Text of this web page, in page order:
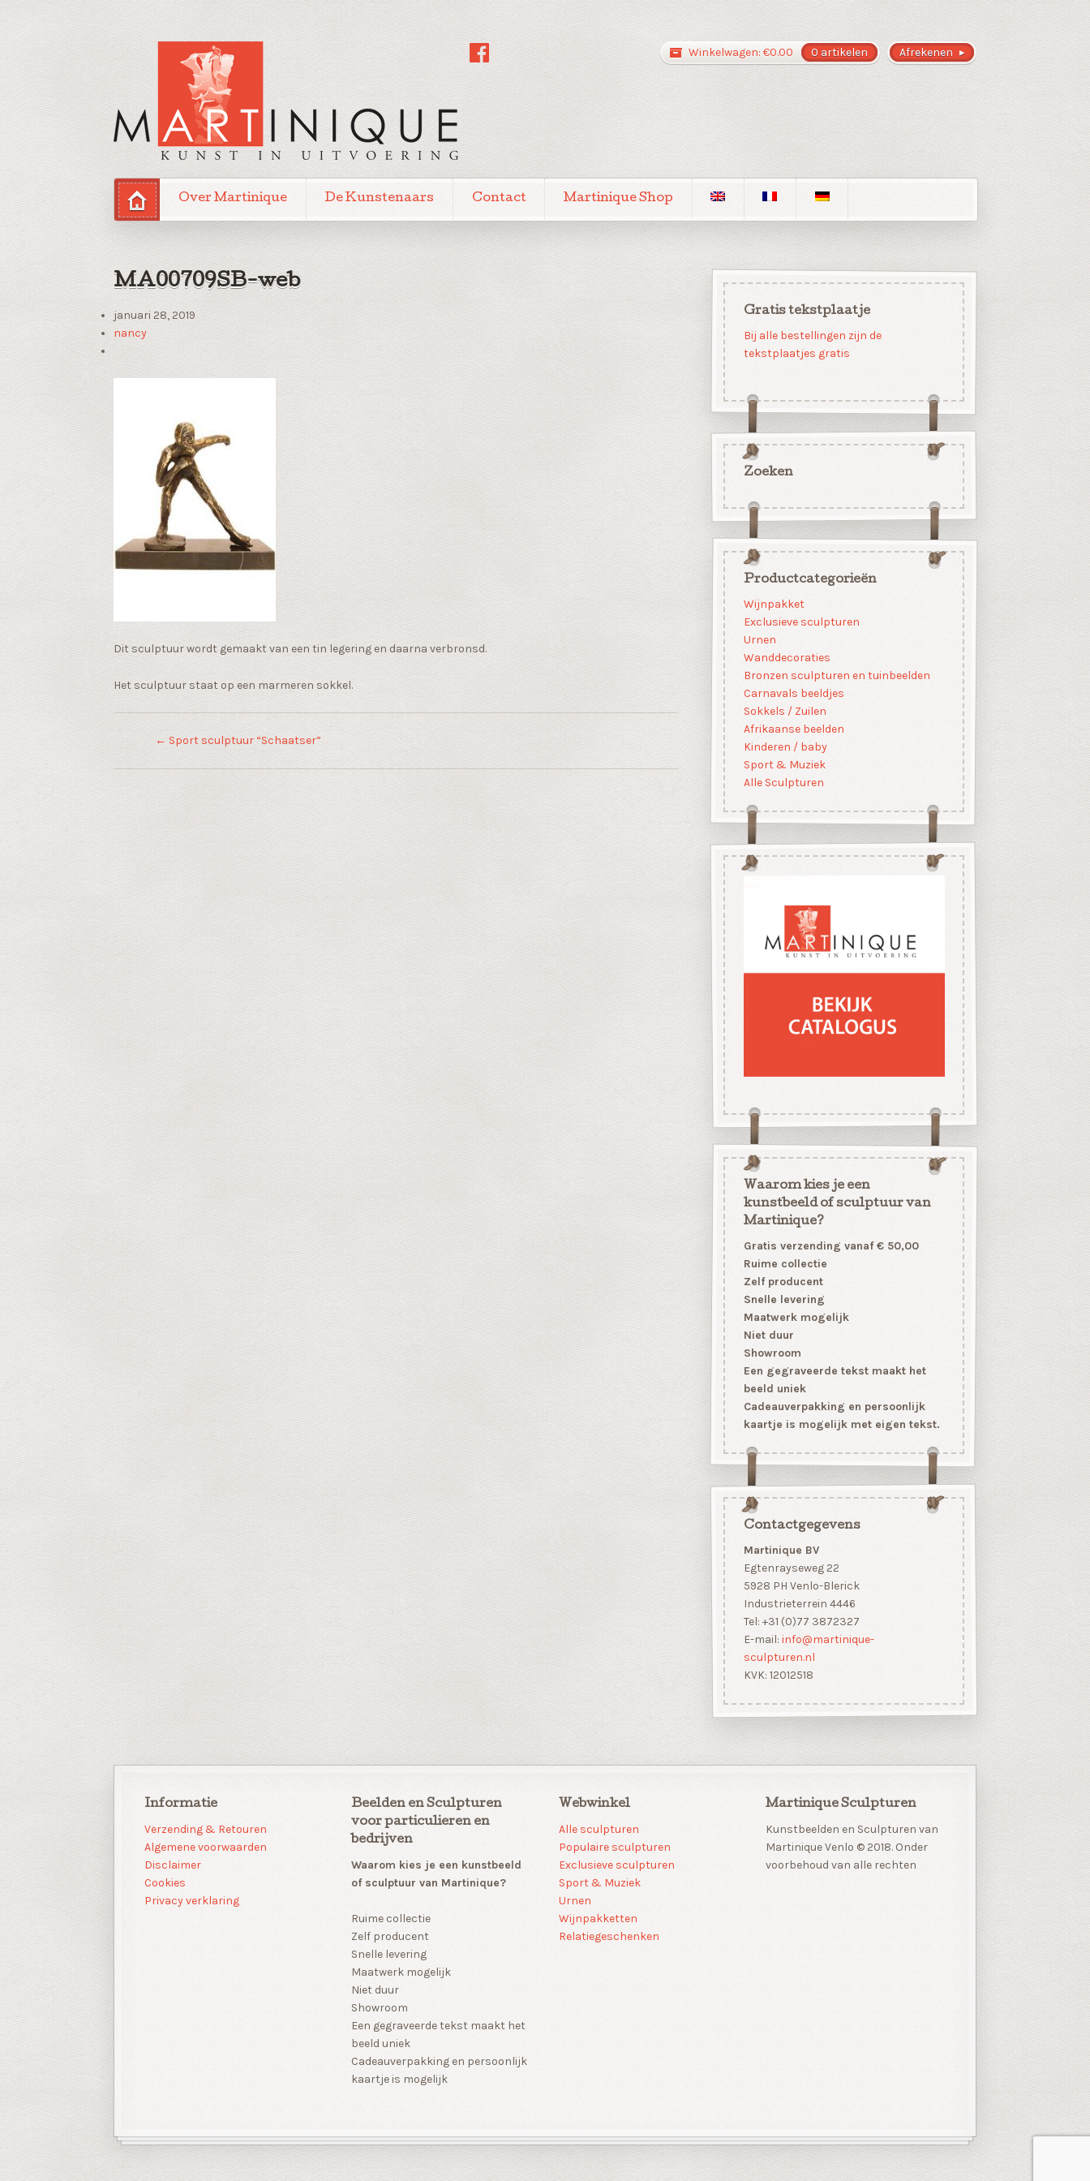
Afrekenen
Winkelwagen: €0.00 0 artikelen
Over Martinique De Kunstenaars Contact Martinique Shop
MA00709SB-web
januari 28, 2019
nancy
Dit sculptuur wordt gemaakt van een tin legering en daarna verbronsd.
Het sculptuur staat op een marmeren sokkel.
← Sport sculptuur “Schaatser”
Gratis tekstplaatje
Bij alle bestellingen zijn de
tekstplaatjes gratis
Zoeken
Productcategorieën
Wijnpakket
Exclusieve sculpturen
Urnen
Wanddecoraties
Bronzen sculpturen en tuinbeelden
Carnavals beeldjes
Sokkels / Zuilen
Afrikaanse beelden
Kinderen / baby
Sport & Muziek
Alle Sculpturen
Waarom kies je een
kunstbeeld of sculptuur van
Martinique?
Gratis verzending vanaf € 50,00
Ruime collectie
Zelf producent
Snelle levering
Maatwerk mogelijk
Niet duur
Showroom
Een gegraveerde tekst maakt het
beeld uniek
Cadeauverpakking en persoonlijk
kaartje is mogelijk met eigen tekst.
Contactgegevens
Martinique BV
Egtenrayseweg 22
5928 PH Venlo-Blerick
Industrieterrein 4446
Tel: +31 (0)77 3872327
E-mail: info@martinique-
sculpturen.nl
KVK: 12012518
Informatie
Verzending & Retouren
Algemene voorwaarden
Disclaimer
Cookies
Privacy verklaring
Beelden en Sculpturen
voor particulieren en
bedrijven
Waarom kies je een kunstbeeld
of sculptuur van Martinique?
Ruime collectie
Zelf producent
Snelle levering
Maatwerk mogelijk
Niet duur
Showroom
Een gegraveerde tekst maakt het
beeld uniek
Cadeauverpakking en persoonlijk
kaartje is mogelijk
Webwinkel
Alle sculpturen
Populaire sculpturen
Exclusieve sculpturen
Sport & Muziek
Urnen
Wijnpakketten
Relatiegeschenken
Martinique Sculpturen
Kunstbeelden en Sculpturen van
Martinique Venlo © 2018. Onder
voorbehoud van alle rechten